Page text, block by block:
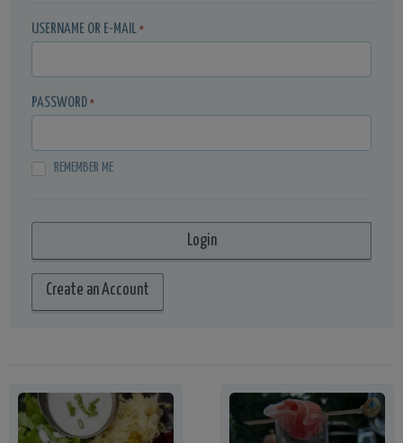
USERNAME OR E-MAIL *
PASSWORD *
REMEMBER ME
Create an Account